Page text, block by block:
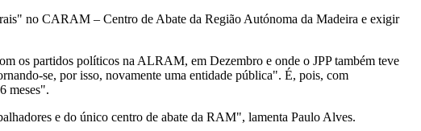
no CARAM – Centro de Abate da Região Autónoma da Madeira e exigir
os partidos políticos na ALRAM, em Dezembro e onde o JPP também teve
se, por isso, novamente uma entidade pública". É, pois, com
meses".
e do único centro de abate da RAM", lamenta Paulo Alves.